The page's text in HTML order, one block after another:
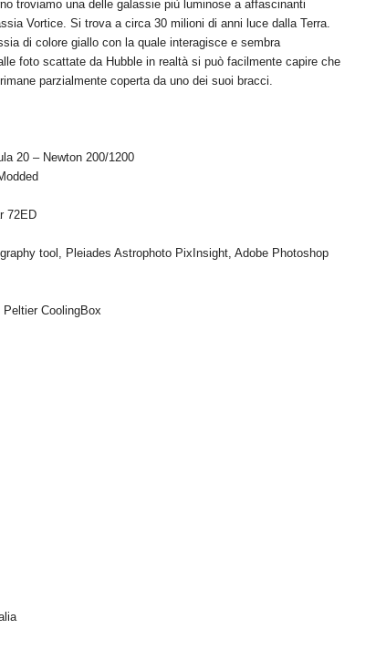
troviamo una delle galassie più luminose a affascinanti
Vortice. Si trova a circa 30 milioni di anni luce dalla Terra.
di colore giallo con la quale interagisce e sembra
foto scattate da Hubble in realtà si può facilmente capire che
parzialmente coperta da uno dei suoi bracci.
20 – Newton 200/1200
72ED
tool, Pleiades Astrophoto PixInsight, Adobe Photoshop
CoolingBox